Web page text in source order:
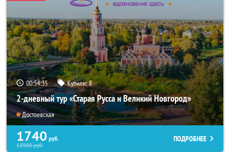
00:54:33 Купили:8
2-дневный тур «Старая Русса и Великий Новгород»
Достоевская
1740 руб.
13900руб.
ПОДРОБНЕЕ